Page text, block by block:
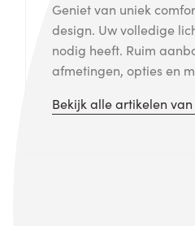
Geniet van uniek
design. Uw volledige
nodig heeft. Ruim
afmetingen, opties en
Bekijk alle artikelen van